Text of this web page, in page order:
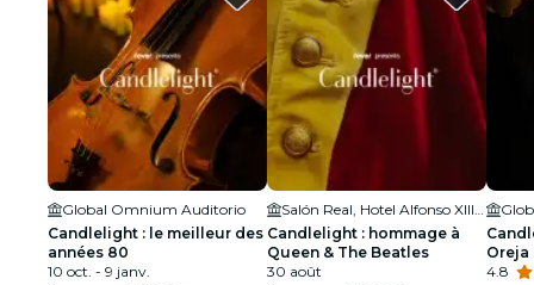
Global Omnium Auditorio
Candlelight : le meilleur des
années 80
10 oct. - 9 janv.
Salón Real, Hotel Alfonso XIII Sevilla
Candlelight : hommage à
Queen & The Beatles
30 août
Oreja
4.8